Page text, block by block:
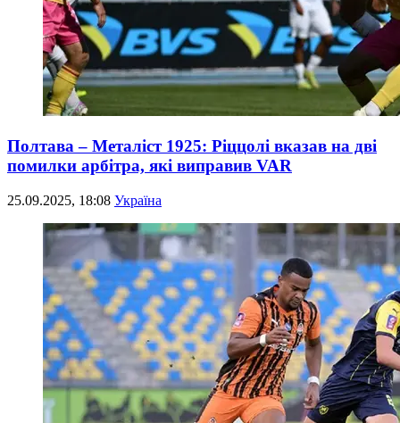
Полтава – Металіст 1925: Ріццолі вказав на дві
помилки арбітра, які виправив VAR
25.09.2025, 18:08 Україна